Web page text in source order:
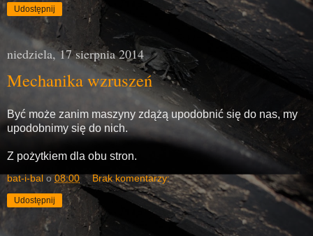
Udostępnij
niedziela, 17 sierpnia 2014
Mechanika wzruszeń
Być może zanim maszyny zdążą upodobnić się do nas, my
upodobnimy się do nich.
Z pożytkiem dla obu stron.
bat-i-bal o08:00 Brak komentarzy:
Udostępnij